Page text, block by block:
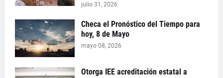
julio 31, 2026
Checa el Pronóstico del Tiempo para
hoy, 8 de Mayo
mayo 08, 2026
Otorga IEE acreditación estatal a